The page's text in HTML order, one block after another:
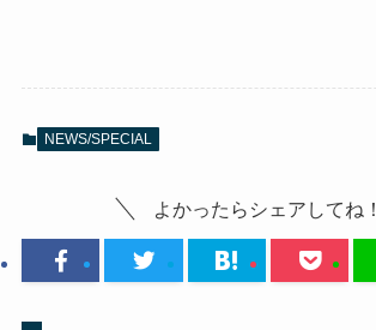
NEWS/SPECIAL
よかったらシェアしてね！